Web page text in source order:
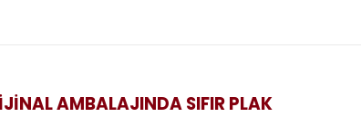
AMBALAJINDA SIFIR PLAK